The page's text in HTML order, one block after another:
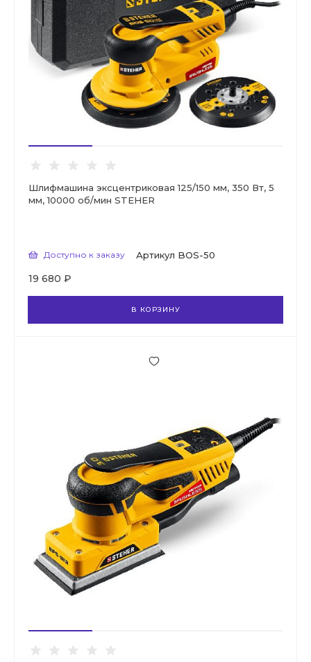
Шлифмашина эксцентриковая 125/150 мм, 350 Вт, 5
мм, 10000 об/мин STEHER
Доступно к заказу Артикул BOS-50
19 680 ₽
В КОРЗИНУ